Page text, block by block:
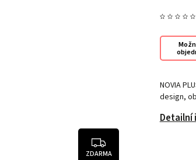
ZDARMA
NOVIA
design,
Detailní